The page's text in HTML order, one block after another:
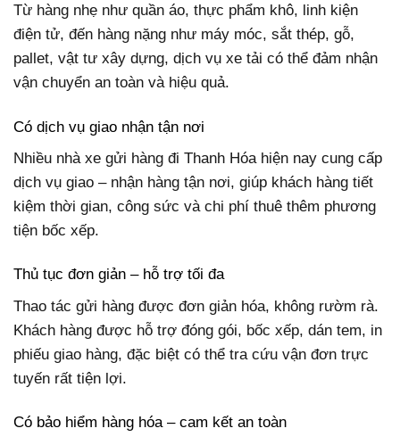
Từ hàng nhẹ như quần áo, thực phẩm khô, linh kiện
điện tử, đến hàng nặng như máy móc, sắt thép, gỗ,
pallet, vật tư xây dựng, dịch vụ xe tải có thể đảm nhận
vận chuyển an toàn và hiệu quả.
Có dịch vụ giao nhận tận nơi
Nhiều nhà xe gửi hàng đi Thanh Hóa hiện nay cung cấp
dịch vụ giao – nhận hàng tận nơi, giúp khách hàng tiết
kiệm thời gian, công sức và chi phí thuê thêm phương
tiện bốc xếp.
Thủ tục đơn giản – hỗ trợ tối đa
Thao tác gửi hàng được đơn giản hóa, không rườm rà.
Khách hàng được hỗ trợ đóng gói, bốc xếp, dán tem, in
phiếu giao hàng, đặc biệt có thể tra cứu vận đơn trực
tuyến rất tiện lợi.
Có bảo hiểm hàng hóa – cam kết an toàn